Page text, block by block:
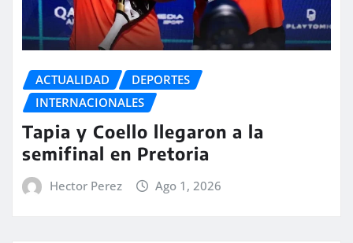
ACTUALIDAD
DEPORTES
INTERNACIONALES
Tapia y Coello llegaron a la
semifinal en Pretoria
Hector Perez Ago 1, 2026